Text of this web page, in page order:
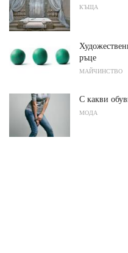
КЪЩА
ръце
МАЙЧИНСТВО
С какви
МОДА